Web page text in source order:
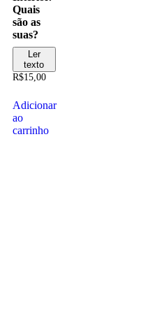
Quais
são as
suas?
Ler
texto
R$15,00
Adicionar
ao
carrinho